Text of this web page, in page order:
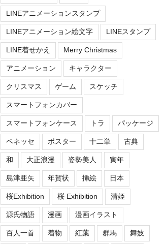
LINEアニメーションスタンプ
LINEアニメーション絵文字 LINEスタンプ
LINE着せかえ Merry Christmas
アニメーション キャラクター
クリスマス ゲーム スケッチ
スマートフォンカバー
スマートフォンケース トラ パッケージ
ベネッセ ポスター 十二単 古典
和 大正浪漫 姿勢美人 寅年
島津亜矢 年賀状 挿絵 日本
桜Exhibition 桜 Exhibition 清姫
源氏物語 漫画 漫画イラスト
百人一首 着物 紅葉 群馬 舞妓